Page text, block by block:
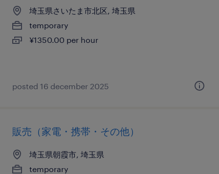
埼玉県さいたま市北区, 埼玉県
temporary
¥1350.00 per hour
posted 16 december 2025
販売（家電・携帯・その他）
埼玉県朝霞市, 埼玉県
temporary